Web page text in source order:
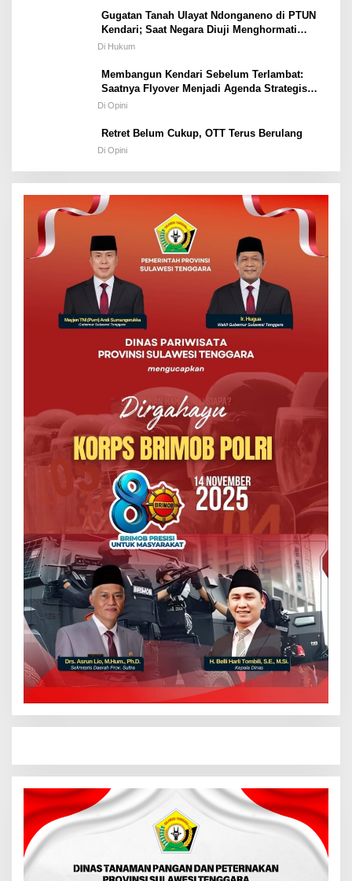
Gugatan Tanah Ulayat Ndonganeno di PTUN
Kendari; Saat Negara Diuji Menghormati
Hukum atau Kekuasaan
Di Hukum
Membangun Kendari Sebelum Terlambat:
Saatnya Flyover Menjadi Agenda Strategis
Kota
Di Opini
Retret Belum Cukup, OTT Terus Berulang
Di Opini